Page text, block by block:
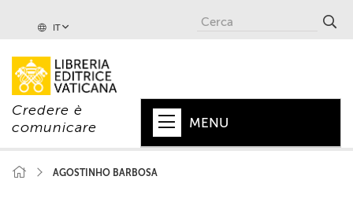
IT
Credere è
comunicare
MENU
AGOSTINHO BARBOSA